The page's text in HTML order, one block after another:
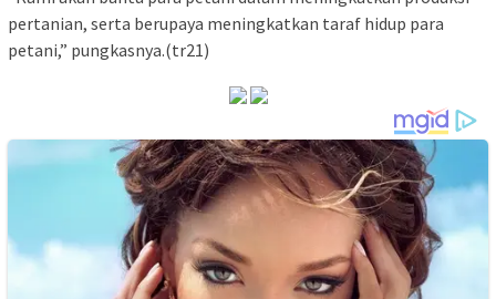
pertanian, serta berupaya meningkatkan taraf hidup para
petani,” pungkasnya.(tr21)